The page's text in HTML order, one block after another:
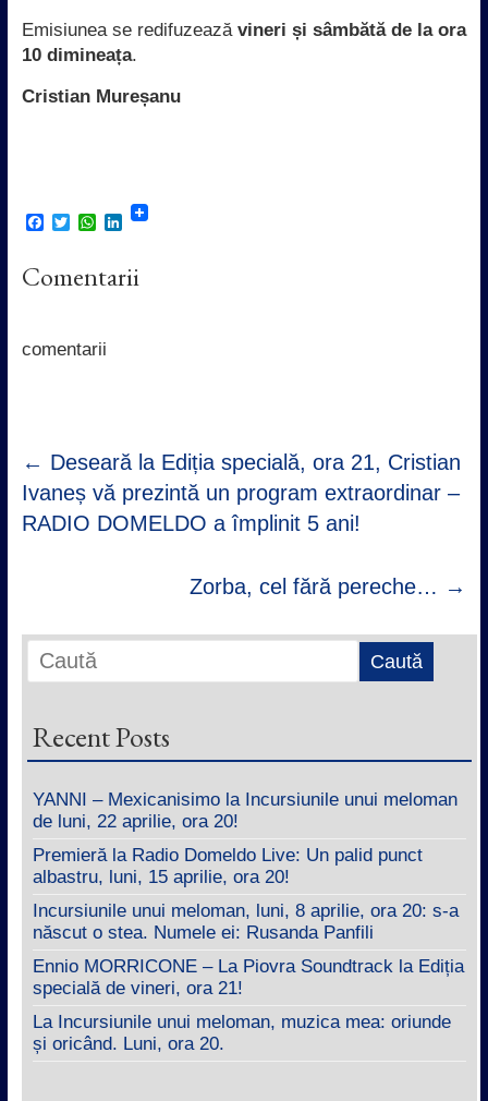
Emisiunea se redifuzeazăvineri și sâmbătă de la ora
10 dimineața.
Cristian Mureșanu
F
e
b
k
T
t
t
W
t
s
p
L
k
e
Comentarii
comentarii
← Deseară la Ediția specială, ora 21, Cristian
Ivaneș vă prezintă un program extraordinar –
RADIO DOMELDO a împlinit 5 ani!
Zorba, cel fără pereche… →
Recent Posts
YANNI – Mexicanisimo la Incursiunile unui meloman
de luni, 22 aprilie, ora 20!
Premieră la Radio Domeldo Live: Un palid punct
albastru, luni, 15 aprilie, ora 20!
Incursiunile unui meloman, luni, 8 aprilie, ora 20: s-a
născut o stea. Numele ei: Rusanda Panfili
Ennio MORRICONE – La Piovra Soundtrack la Ediția
specială de vineri, ora 21!
La Incursiunile unui meloman, muzica mea: oriunde
și oricând. Luni, ora 20.